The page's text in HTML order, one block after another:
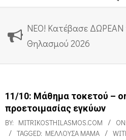
ΝΕΟ! Κατέβασε ΔΩΡΕΑΝ
Θηλασμού 2026
11/10: Μάθημα τοκετού –
προετοιμασίας εγκύων
BY: MITRIKOSTHILASMOS.COM ON:
TAGGED: ΜΈΛΛΟΥΣΑ ΜΑΜΆ